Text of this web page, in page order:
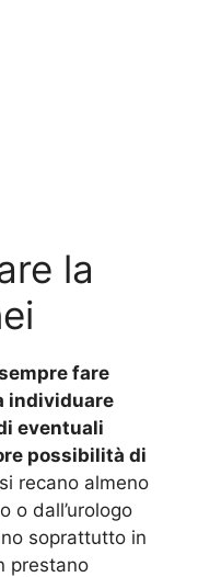
la
fare
individuare
eventuali
possibilità di
recano almeno
o dall’urologo
soprattutto in
prestano